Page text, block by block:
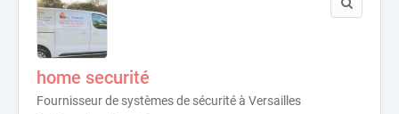
home securité
Fournisseur de systèmes de sécurité à Versailles